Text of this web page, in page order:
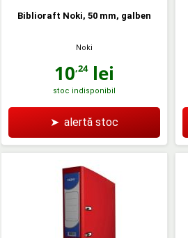
Biblioraft Noki, 50 mm, galben
Noki
10,24lei
stoc indisponibil
➤ alertă stoc